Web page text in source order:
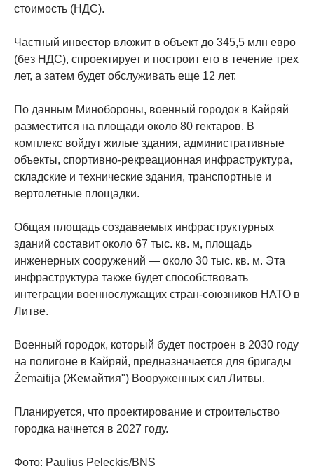
стоимость (НДС).
Частный инвестор вложит в объект до 345,5 млн евро
(без НДС), спроектирует и построит его в течение трех
лет, а затем будет обслуживать еще 12 лет.
По данным Минобороны, военный городок в Кайряй
разместится на площади около 80 гектаров. В
комплекс войдут жилые здания, административные
объекты, спортивно-рекреационная инфраструктура,
складские и технические здания, транспортные и
вертолетные площадки.
Общая площадь создаваемых инфраструктурных
зданий составит около 67 тыс. кв. м, площадь
инженерных сооружений — около 30 тыс. кв. м. Эта
инфраструктура также будет способствовать
интеграции военнослужащих стран-союзников НАТО в
Литве.
Военный городок, который будет построен в 2030 году
на полигоне в Кайряй, предназначается для бригады
Žemaitija (Жемайтия") Вооруженных сил Литвы.
Планируется, что проектирование и строительство
городка начнется в 2027 году.
Фото: Paulius Peleckis/BNS